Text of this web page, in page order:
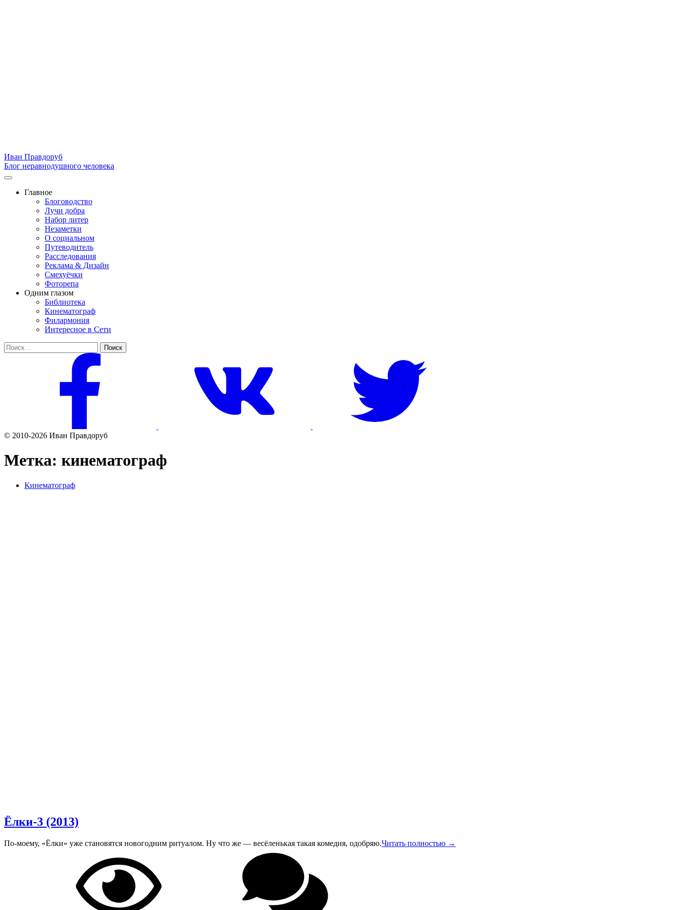
Иван Правдоруб
Блог неравнодушного человека
Главное
Блоговодство
Лучи добра
Набор литер
Незаметки
О социальном
Путеводитель
Расследования
Реклама & Дизайн
Смехуёчки
Фоторепа
Одним глазом
Библиотека
Кинематограф
Филармония
Интересное в Сети
Найти:
© 2010-2026 Иван Правдоруб
Метка: кинематограф
Кинематограф
Ёлки-3 (2013)
По-моему, «Ёлки» уже становятся новогодним ритуалом. Ну что же — весёленькая такая комедия, одобряю.Читать полностью →